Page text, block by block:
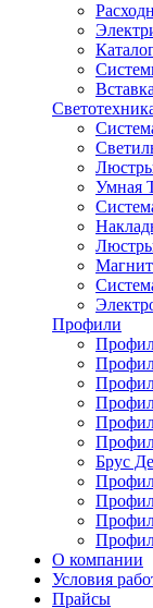
Умная
Профили
Брус
О компании
Условия
Прайсы